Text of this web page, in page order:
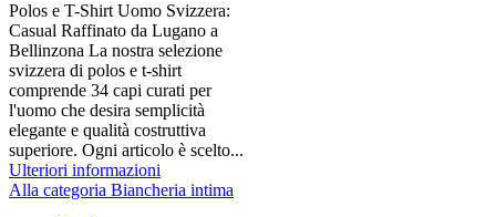
Polos e T-Shirt Uomo Svizzera:
Casual Raffinato da Lugano a
Bellinzona La nostra selezione
svizzera di polos e t-shirt
comprende 34 capi curati per
l'uomo che desira semplicità
elegante e qualità costruttiva
superiore. Ogni articolo è scelto...
Ulteriori informazioni
Alla categoria Biancheria intima